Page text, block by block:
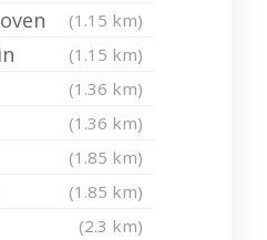
(1.15 km)
(1.15 km)
(1.36 km)
(1.36 km)
(1.85 km)
(1.85 km)
(2.3 km)